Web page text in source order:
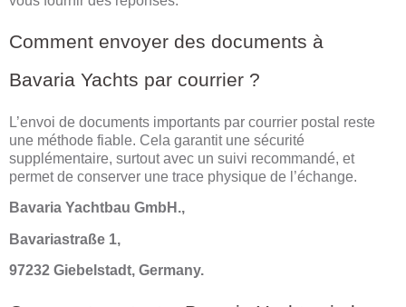
Comment envoyer des documents à
Bavaria Yachts par courrier ?
L’envoi de documents importants par courrier postal reste
une méthode fiable. Cela garantit une sécurité
supplémentaire, surtout avec un suivi recommandé, et
permet de conserver une trace physique de l’échange.
Bavaria Yachtbau GmbH.,
Bavariastraße 1,
97232 Giebelstadt, Germany.